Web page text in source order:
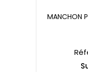
MANCHON